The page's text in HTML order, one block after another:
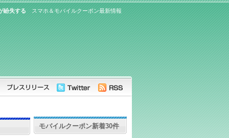
スマホ＆モバイルクーポン最新情報
紛失する
モバイルクーポン新着30件